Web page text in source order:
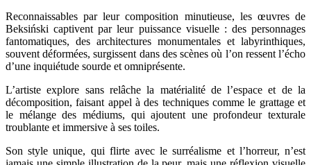
Reconnaissables par leur composition minutieuse, les œuvres de
Beksiński captivent par leur puissance visuelle : des personnages
fantomatiques, des architectures monumentales et labyrinthiques,
souvent déformées, surgissent dans des scènes où l’on ressent l’écho
d’une inquiétude sourde et omniprésente.
L’artiste explore sans relâche la matérialité de l’espace et de la
décomposition, faisant appel à des techniques comme le grattage et
le mélange des médiums, qui ajoutent une profondeur texturale
troublante et immersive à ses toiles.
Son style unique, qui flirte avec le surréalisme et l’horreur, n’est